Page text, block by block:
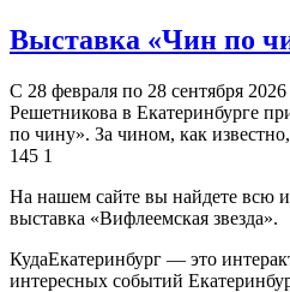
Выставка «Чин по
С 28 февраля по 28 сентября
Решетникова в Екатеринбурге
по чину». За чином, как
145 1
На нашем сайте вы найдете всю
выставка «Вифлеемская звезда».
КудаЕкатеринбург — это
интересных событий